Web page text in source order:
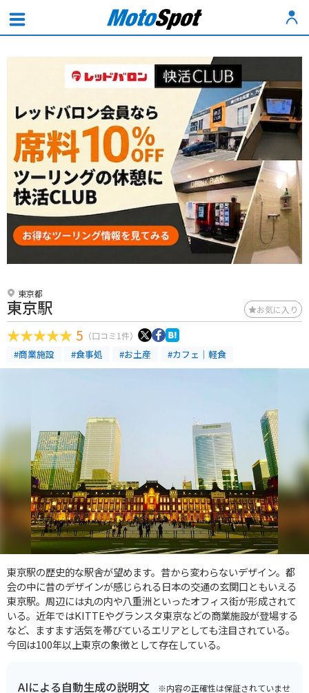
東京都
東京駅 お気に入り
5 （口コミ1件）
#商業施設 #食事処 #お土産 #カフェ｜軽食
東京駅の歴史的な駅舎が望めます。昔から変わらないデザイン。都
会の中に昔のデザインが感じられる日本の交通の玄関口ともいえる
東京駅。周辺には丸の内や八重洲といったオフィス街が形成されて
いる。近年ではKITTEやグランスタ東京などの商業施設が登場する
など、ますます活気を帯びているエリアとしても注目されている。
今回は100年以上東京の象徴として存在している。
AIによる自動生成の説明文 ※内容の正確性は保証されていませ